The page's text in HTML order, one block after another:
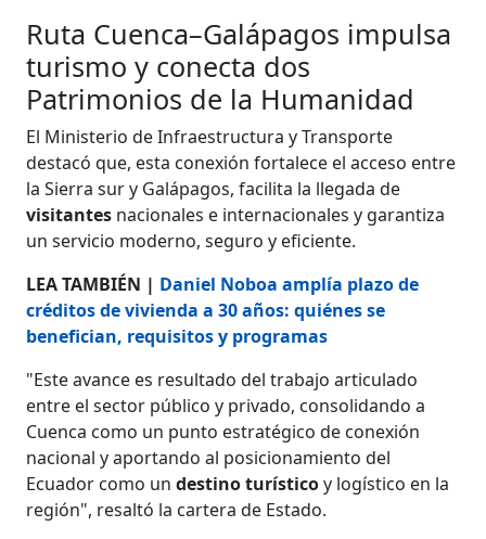
Ruta Cuenca–Galápagos impulsa
turismo y conecta dos
Patrimonios de la Humanidad
El Ministerio de Infraestructura y Transporte
destacó que, esta conexión fortalece el acceso entre
la Sierra sur y Galápagos, facilita la llegada de
visitantes nacionales e internacionales y garantiza
un servicio moderno, seguro y eficiente.
LEA TAMBIÉN | Daniel Noboa amplía plazo de
créditos de vivienda a 30 años: quiénes se
benefician, requisitos y programas
"Este avance es resultado del trabajo articulado
entre el sector público y privado, consolidando a
Cuenca como un punto estratégico de conexión
nacional y aportando al posicionamiento del
Ecuador como undestino turísticoy logístico en la
región", resaltó la cartera de Estado.